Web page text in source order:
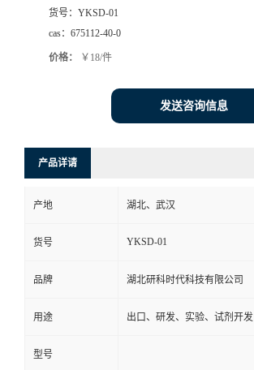
货号： YKSD-01
cas： 675112-40-0
价格： ￥18/件
发送咨询信息
产品详请
产地 湖北、武汉
货号 YKSD-01
品牌 湖北研科时代科技有限公司
用途 出口、研发、实验、试剂开发
型号